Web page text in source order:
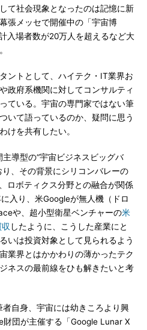
て社会現象となったのは記憶に新
張メッセで開催中の「宇宙博
入場者数が20万人を超えるなど大
ントとして、ハイテク・IT業界お
政府系機関に対してコンサルティ
ている。宇宙の専門家ではない筆
いて語っているのか、疑問に思う
けを共有したい。
導型の“宇宙ビジネスビッグバ
、その背景にシリコンバレーの
ロボティクス分野との融合が関係
入り、米Googleが無人機（ドロ
や、超小型衛星ベンチャーの米
したように、こうした産業にと
いは投資対象として見られるよう
業界とはかかわりの薄かったテク
ネスの最前線をひも解きたいと考
自身、宇宙には幼きころより興
団が主催する「Google Lunar X